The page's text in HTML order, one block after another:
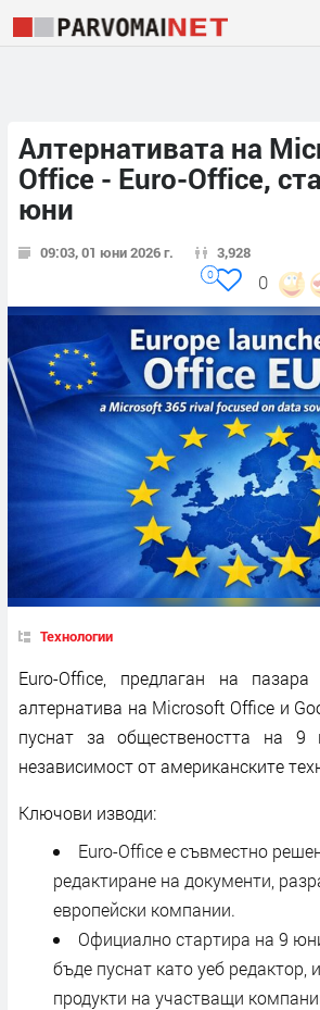
Алтернативата на
Office - Euro-Office,
юни
09:03, 01 юни 2026 г. 3,928
0
0
Технологии
Euro-Office, предлаган на пазара
алтернатива на Microsoft Office и
пуснат за обществеността на 9
независимост от американските
Ключови изводи:
Euro-Office е съвместно
редактиране на документи,
европейски компании.
Официално стартира на 9
бъде пуснат като уеб редактор,
продукти на участващи